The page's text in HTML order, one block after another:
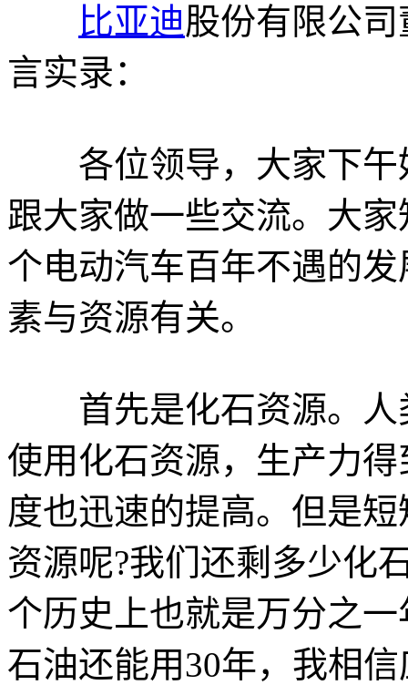
比亚迪股份有限公
言实录：
各位领导，大家下午
跟大家做一些交流。大
个电动汽车百年不遇的
素与资源有关。
首先是化石资源。人
使用化石资源，生产力
度也迅速的提高。但是
资源呢?我们还剩多少化
个历史上也就是万分之
石油还能用30年，我相